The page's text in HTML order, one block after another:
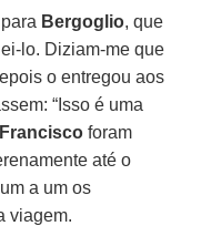
Bergoglio, que
lo. Diziam-me que
o entregou aos
“Isso é uma
Francisco foram
até o
a um os
viagem.